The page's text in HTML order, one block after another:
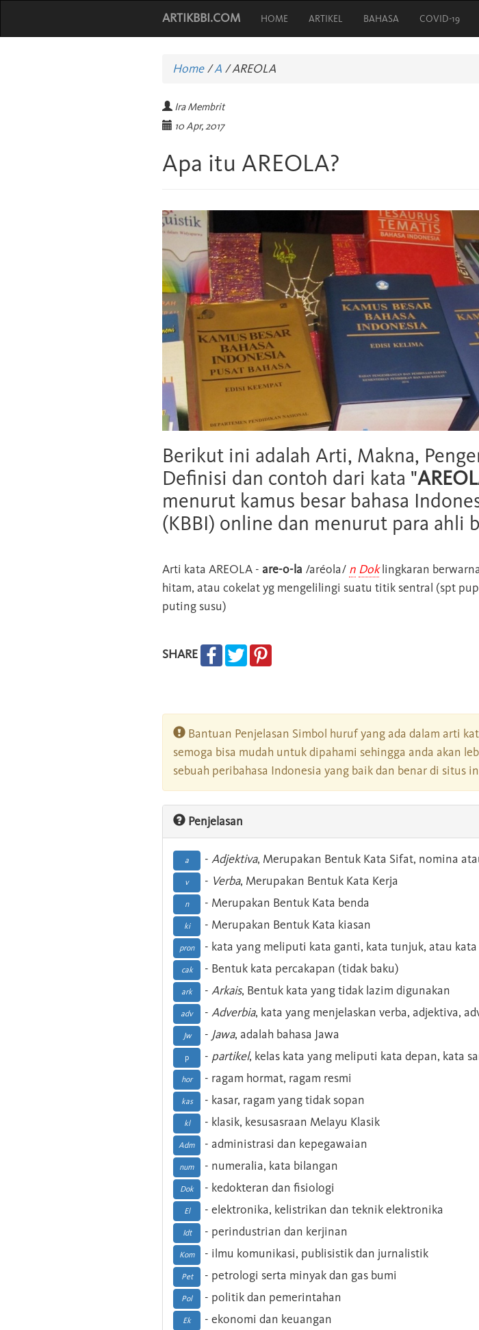
ARTIKBBI.COM HOME ARTIKEL BAHASA COVID-19
Home/A /AREOLA
Ira Membrit
10 Apr, 2017
Apa itu AREOLA?
Berikut ini adalah Arti, Makna,
Definisi dan contoh dari kata "
menurut kamus besar bahasa
(KBBI) online dan menurut para ahli
Arti kata AREOLA - are-o-la /aréola/ n Doklingkaran
hitam, atau cokelat yg mengelilingi suatu titik sentral (spt
puting susu)
SHARE
Bantuan Penjelasan Simbol huruf yang ada dalam arti
semoga bisa mudah untuk dipahami sehingga anda akan
sebuah peribahasa Indonesia yang baik dan benar di situs
Penjelasan
a - Adjektiva, Merupakan Bentuk Kata Sifat, nomina
v - Verba, Merupakan Bentuk Kata Kerja
n - Merupakan Bentuk Kata benda
ki - Merupakan Bentuk Kata kiasan
pron - kata yang meliputi kata ganti, kata tunjuk, atau
cak - Bentuk kata percakapan (tidak baku)
ark - Arkais, Bentuk kata yang tidak lazim digunakan
adv - Adverbia, kata yang menjelaskan verba, adjektiva,
Jw - Jawa, adalah bahasa Jawa
p - partikel, kelas kata yang meliputi kata depan, kata
hor - ragam hormat, ragam resmi
kas - kasar, ragam yang tidak sopan
kl - klasik, kesusasraan Melayu Klasik
Adm - administrasi dan kepegawaian
num - numeralia, kata bilangan
Dok - kedokteran dan fisiologi
El - elektronika, kelistrikan dan teknik elektronika
Idt - perindustrian dan kerjinan
Kom - ilmu komunikasi, publisistik dan jurnalistik
Pet - petrologi serta minyak dan gas bumi
Pol - politik dan pemerintahan
Ek - ekonomi dan keuangan